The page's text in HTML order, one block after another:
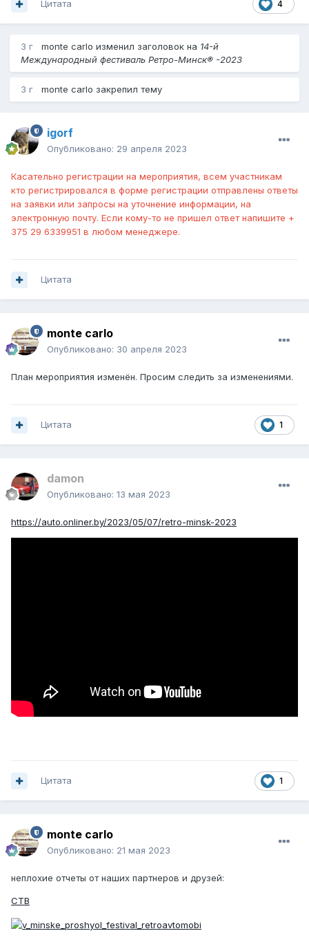
4
Цитата
3 г monte carlo изменил заголовок на 14-й
Международный фестиваль Ретро-Минск® -2023
3 г monte carlo закрепил тему
igorf
Опубликовано: 29 апреля 2023
Касательно регистрации на мероприятия, всем участникам
кто регистрировался в форме регистрации отправлены ответы
на заявки или запросы на уточнение информации, на
электронную почту. Если кому-то не пришел ответ напишите +
375 29 6339951 в любом менеджере.
Цитата
monte carlo
Опубликовано: 30 апреля 2023
План мероприятия изменён. Просим следить за изменениями.
1
Цитата
damon
Опубликовано: 13 мая 2023
https://auto.onliner.by/2023/05/07/retro-minsk-2023
1
Цитата
monte carlo
Опубликовано: 21 мая 2023
неплохие отчеты от наших партнеров и друзей:
СТВ